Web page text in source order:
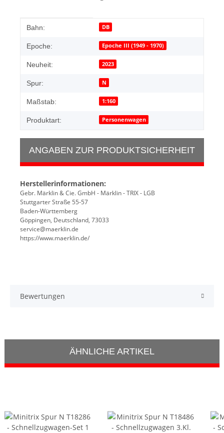
Produkteigenschaft
Wert
Bahn: DB
Epoche: Epoche III (1949 - 1970)
Neuheit: 2023
Spur: N
Maßstab: 1:160
Produktart: Personenwagen
ANGABEN ZUR PRODUKTSICHERHEIT
Herstellerinformationen:
Gebr. Märklin & Cie. GmbH - Märklin - TRIX - LGB
Stuttgarter Straße 55-57
Baden-Württemberg
Göppingen, Deutschland, 73033
service@maerklin.de
https://www.maerklin.de/
Bewertungen
ÄHNLICHE ARTIKEL